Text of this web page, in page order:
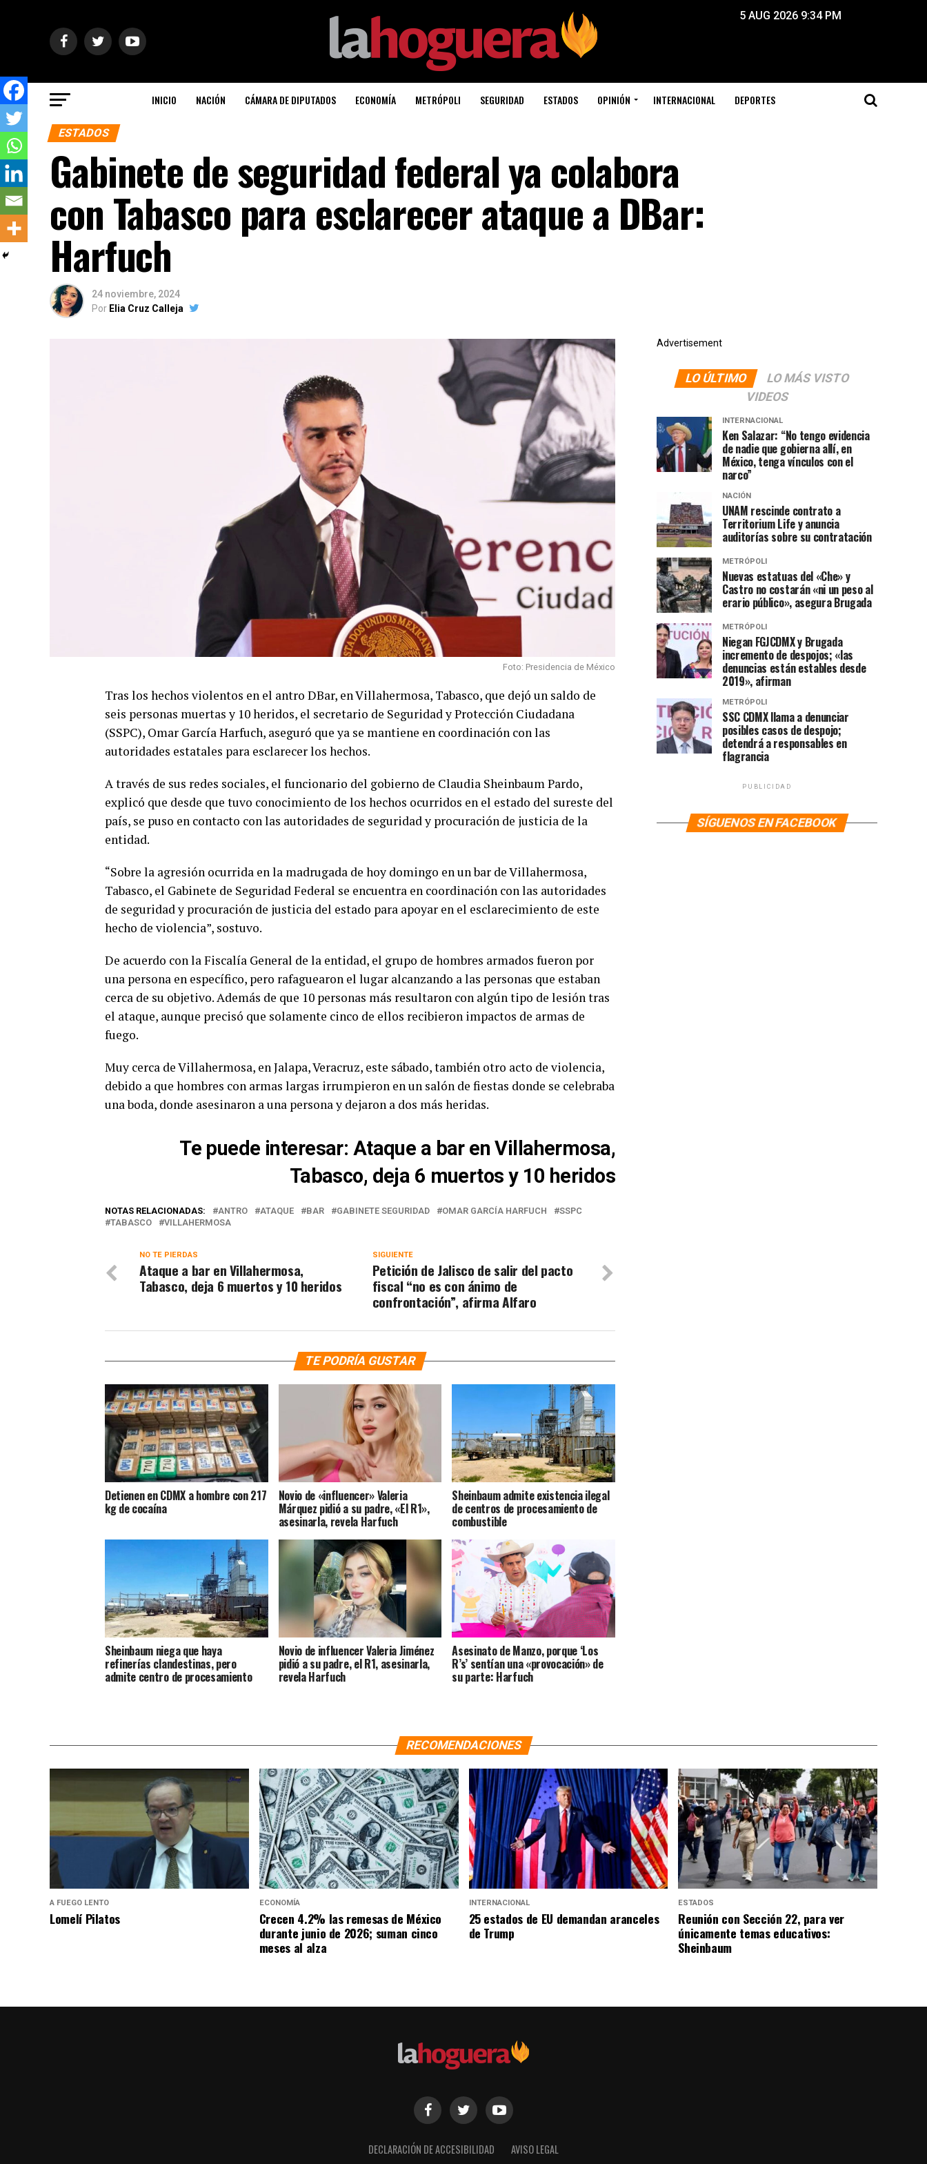
5 AUG 2026 9:34 PM
INICIO NACIÓN CÁMARA DE DIPUTADOS ECONOMÍA METRÓPOLI SEGURIDAD ESTADOS OPINIÓN INTERNACIONAL DEPORTES
ESTADOS
Gabinete de seguridad federal ya colabora
con Tabasco para esclarecer ataque a DBar:
Harfuch
24 noviembre, 2024
Por Elia Cruz Calleja
Foto: Presidencia de México
Tras los hechos violentos en el antro DBar, en Villahermosa, Tabasco, que dejó un saldo de
seis personas muertas y 10 heridos, el secretario de Seguridad y Protección Ciudadana
(SSPC), Omar García Harfuch, aseguró que ya se mantiene en coordinación con las
autoridades estatales para esclarecer los hechos.
A través de sus redes sociales, el funcionario del gobierno de Claudia Sheinbaum Pardo,
explicó que desde que tuvo conocimiento de los hechos ocurridos en el estado del sureste del
país, se puso en contacto con las autoridades de seguridad y procuración de justicia de la
entidad.
“Sobre la agresión ocurrida en la madrugada de hoy domingo en un bar de Villahermosa,
Tabasco, el Gabinete de Seguridad Federal se encuentra en coordinación con las autoridades
de seguridad y procuración de justicia del estado para apoyar en el esclarecimiento de este
hecho de violencia”, sostuvo.
De acuerdo con la Fiscalía General de la entidad, el grupo de hombres armados fueron por
una persona en específico, pero rafaguearon el lugar alcanzando a las personas que estaban
cerca de su objetivo. Además de que 10 personas más resultaron con algún tipo de lesión tras
el ataque, aunque precisó que solamente cinco de ellos recibieron impactos de armas de
fuego.
Muy cerca de Villahermosa, en Jalapa, Veracruz, este sábado, también otro acto de violencia,
debido a que hombres con armas largas irrumpieron en un salón de fiestas donde se celebraba
una boda, donde asesinaron a una persona y dejaron a dos más heridas.
Te puede interesar: Ataque a bar en Villahermosa,
Tabasco, deja 6 muertos y 10 heridos
NOTAS RELACIONADAS: ANTRO ATAQUE BAR GABINETE SEGURIDAD OMAR GARCÍA HARFUCH
SSPC
TABASCO
VILLAHERMOSA
SIGUIENTE
Petición de Jalisco de salir del pacto
fiscal “no es con ánimo de
confrontación”, afirma Alfaro
NO TE PIERDAS
Ataque a bar en Villahermosa,
Tabasco, deja 6 muertos y 10 heridos
TE PODRÍA GUSTAR
Detienen en CDMX a hombre con 217
kg de cocaína
Novio de «influencer» Valeria
Márquez pidió a su padre, «El R1»,
asesinarla, revela Harfuch
Sheinbaum admite existencia ilegal
de centros de procesamiento de
combustible
Sheinbaum niega que haya
refinerías clandestinas, pero
admite centro de procesamiento
Novio de influencer Valeria Jiménez
pidió a su padre, el R1, asesinarla,
revela Harfuch
Asesinato de Manzo, porque ‘Los
R’s’ sentían una «provocación» de
su parte: Harfuch
Advertisement
LO ÚLTIMO
LO MÁS VISTO
VIDEOS
INTERNACIONAL
Ken Salazar: “No tengo evidencia
de nadie que gobierna allí, en
México, tenga vínculos con el
narco”
NACIÓN
UNAM rescinde contrato a
Territorium Life y anuncia
auditorías sobre su contratación
METRÓPOLI
Nuevas estatuas del «Che» y
Castro no costarán «ni un peso al
erario público», asegura Brugada
METRÓPOLI
Niegan FGJCDMX y Brugada
incremento de despojos; «las
denuncias están estables desde
2019», afirman
METRÓPOLI
SSC CDMX llama a denunciar
posibles casos de despojo;
detendrá a responsables en
flagrancia
PUBLICIDAD
SÍGUENOS EN FACEBOOK
RECOMENDACIONES
A FUEGO LENTO
Lomelí Pilatos
ECONOMÍA
Crecen 4.2% las remesas de México
durante junio de 2026; suman cinco
meses al alza
INTERNACIONAL
25 estados de EU demandan aranceles
de Trump
ESTADOS
Reunión con Sección 22, para ver
únicamente temas educativos:
Sheinbaum
DECLARACIÓN DE ACCESIBILIDAD AVISO LEGAL